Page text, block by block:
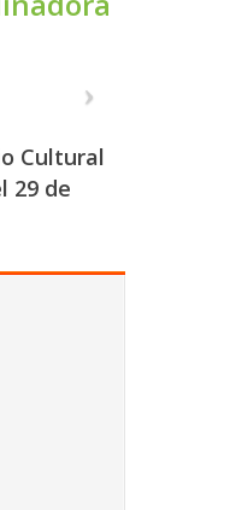
Cultural
29 de